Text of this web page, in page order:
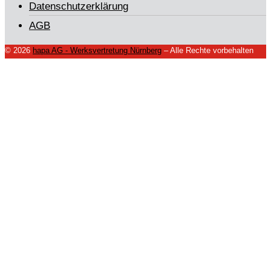
Datenschutzerklärung
AGB
© 2026 hapa AG - Werksvertretung Nürnberg – Alle Rechte vorbehalten